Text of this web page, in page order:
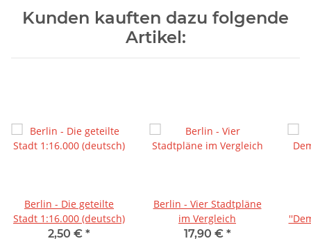
Kunden kauften dazu folgende
Artikel:
Berlin - Die geteilte
Stadt 1:16.000 (deutsch)
2,50 € *
Berlin - Vier Stadtpläne
im Vergleich
17,90 € *